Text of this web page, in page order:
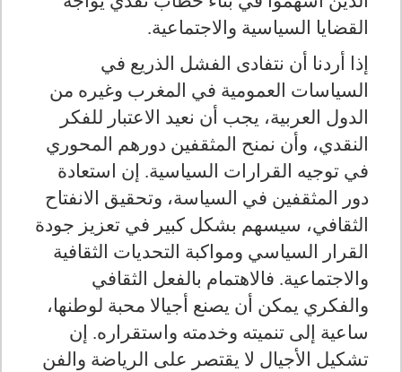
القضايا السياسية والاجتماعية.
إذا أردنا أن نتفادى الفشل الذريع في
السياسات العمومية في المغرب وغيره من
الدول العربية، يجب أن نعيد الاعتبار للفكر
النقدي، وأن نمنح المثقفين دورهم المحوري
في توجيه القرارات السياسية. إن استعادة
دور المثقفين في السياسة، وتحقيق الانفتاح
الثقافي، سيسهم بشكل كبير في تعزيز جودة
القرار السياسي ومواكبة التحديات الثقافية
والاجتماعية. فالاهتمام بالفعل الثقافي
والفكري يمكن أن يصنع أجيالا محبة لوطنها،
ساعية إلى تنميته وخدمته واستقراره. إن
تشكيل الأجيال لا يقتصر على الرياضة والفن